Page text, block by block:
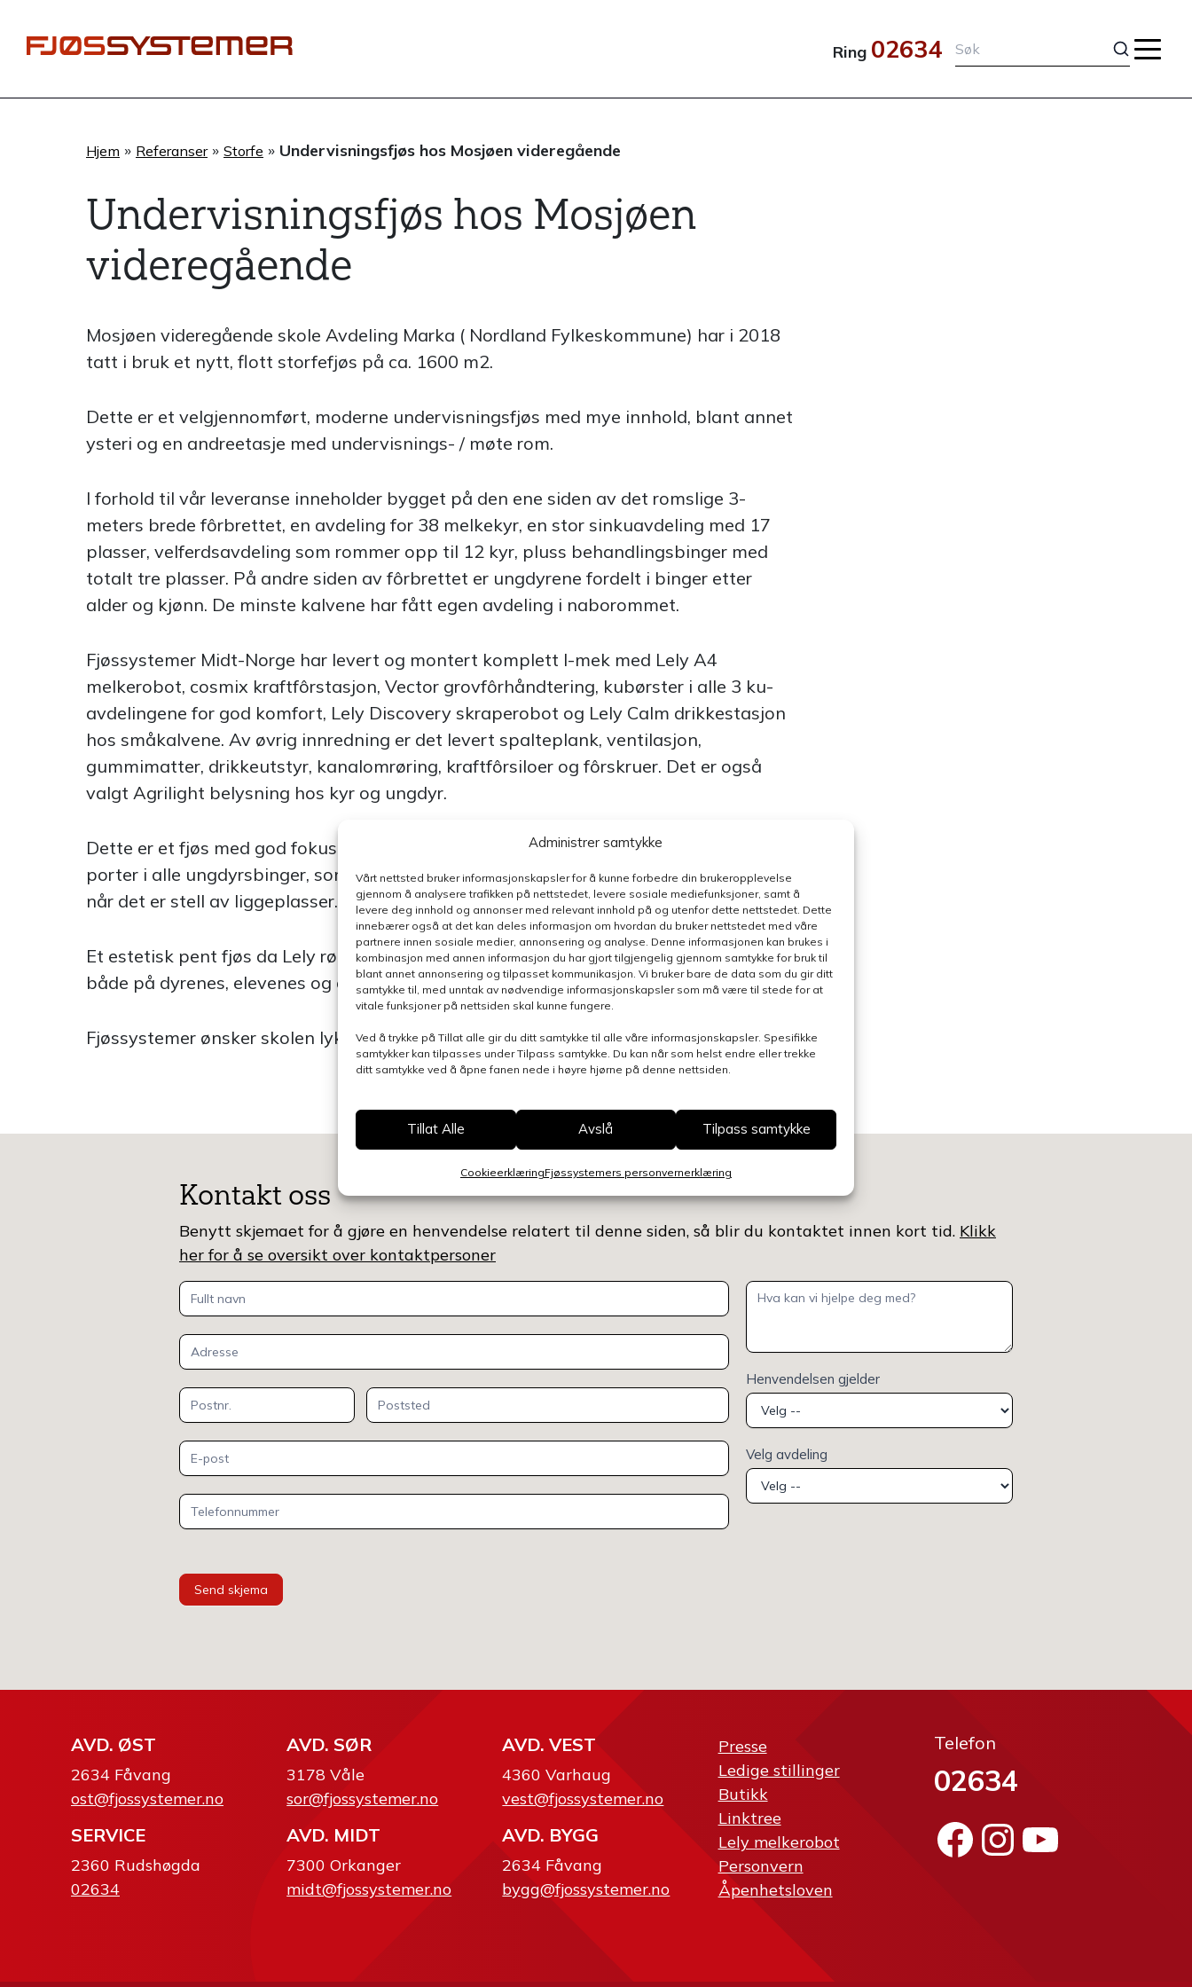
Administrer samtykke
Vårt nettsted bruker informasjonskapsler for å kunne forbedre din brukeropplevelse
gjennom å analysere trafikken på nettstedet, levere sosiale mediefunksjoner, samt å
levere deg innhold og annonser med relevant innhold på og utenfor dette nettstedet. Dette
innebærer også at det kan deles informasjon om hvordan du bruker nettstedet med våre
partnere innen sosiale medier, annonsering og analyse. Denne informasjonen kan brukes i
kombinasjon med annen informasjon du har gjort tilgjengelig gjennom samtykke for bruk til
blant annet annonsering og tilpasset kommunikasjon. Vi bruker bare de data som du gir ditt
samtykke til, med unntak av nødvendige informasjonskapsler som må være til stede for at
vitale funksjoner på nettsiden skal kunne fungere.
Ved å trykke på Tillat alle gir du ditt samtykke til alle våre informasjonskapsler. Spesifikke
samtykker kan tilpasses under Tilpass samtykke. Du kan når som helst endre eller trekke
ditt samtykke ved å åpne fanen nede i høyre hjørne på denne nettsiden.
Tillat Alle Avslå Tilpass samtykke
CookieerklæringFjøssystemers personvernerklæring
rett
Ring 02634
Hjem » Referanser» Storfe » Undervisningsfjøs hos Mosjøen videregående
Undervisningsfjøs hos Mosjøen
videregående
Mosjøen videregående skole Avdeling Marka ( Nordland Fylkeskommune) har i 2018
tatt i bruk et nytt, flott storfefjøs på ca. 1600 m2.
Dette er et velgjennomført, moderne undervisningsfjøs med mye innhold, blant annet
ysteri og en andreetasje med undervisnings- / møte rom.
I forhold til vår leveranse inneholder bygget på den ene siden av det romslige 3-
meters brede fôrbrettet, en avdeling for 38 melkekyr, en stor sinkuavdeling med 17
plasser, velferdsavdeling som rommer opp til 12 kyr, pluss behandlingsbinger med
totalt tre plasser. På andre siden av fôrbrettet er ungdyrene fordelt i binger etter
alder og kjønn. De minste kalvene har fått egen avdeling i naborommet.
Fjøssystemer Midt-Norge har levert og montert komplett I-mek med Lely A4
melkerobot, cosmix kraftfôrstasjon, Vector grovfôrhåndtering, kubørster i alle 3 ku-
avdelingene for god komfort, Lely Discovery skraperobot og Lely Calm drikkestasjon
hos småkalvene. Av øvrig innredning er det levert spalteplank, ventilasjon,
gummimatter, drikkeutstyr, kanalomrøring, kraftfôrsiloer og fôrskruer. Det er også
valgt Agrilight belysning hos kyr og ungdyr.
Dette er et fjøs med god fokus på HMS. Det er derfor levert automatiske hev og senk
porter i alle ungdyrsbinger, som via fjernkontroll kan stenger dyrene ved fôrbrettet
når det er stell av liggeplasser.
Et estetisk pent fjøs da Lely rødt går igjen flere steder i bygget. Et bygg med fokus
både på dyrenes, elevenes og drivernes velferd og sikkerhet.
Fjøssystemer ønsker skolen lykke til videre!
Kontakt oss
Benytt skjemaet for å gjøre en henvendelse relatert til denne siden, så blir du kontaktet innen kort tid. Klikk
her for å se oversikt over kontaktpersoner
Kontakt
oss
Henvendelsen gjelder
Velg avdeling
Send skjema
AVD. ØST
2634 Fåvang
ost@fjossystemer.no
SERVICE
2360 Rudshøgda
02634
AVD. SØR
3178 Våle
sor@fjossystemer.no
AVD. MIDT
7300 Orkanger
midt@fjossystemer.no
AVD. VEST
4360 Varhaug
vest@fjossystemer.no
AVD. BYGG
2634 Fåvang
bygg@fjossystemer.no
Presse
Ledige stillinger
Butikk
Linktree
Lely melkerobot
Personvern
Åpenhetsloven
Telefon
02634
Facebook
Instagram
YouTube